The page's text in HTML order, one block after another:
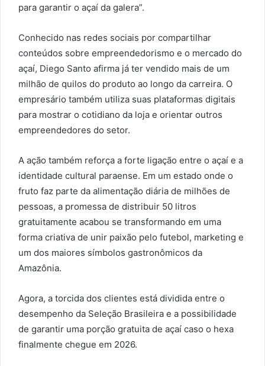
para garantir o açaí da galera”.
Conhecido nas redes sociais por compartilhar
conteúdos sobre empreendedorismo e o mercado do
açaí, Diego Santo afirma já ter vendido mais de um
milhão de quilos do produto ao longo da carreira. O
empresário também utiliza suas plataformas digitais
para mostrar o cotidiano da loja e orientar outros
empreendedores do setor.
A ação também reforça a forte ligação entre o açaí e a
identidade cultural paraense. Em um estado onde o
fruto faz parte da alimentação diária de milhões de
pessoas, a promessa de distribuir 50 litros
gratuitamente acabou se transformando em uma
forma criativa de unir paixão pelo futebol, marketing e
um dos maiores símbolos gastronômicos da
Amazônia.
Agora, a torcida dos clientes está dividida entre o
desempenho da Seleção Brasileira e a possibilidade
de garantir uma porção gratuita de açaí caso o hexa
finalmente chegue em 2026.